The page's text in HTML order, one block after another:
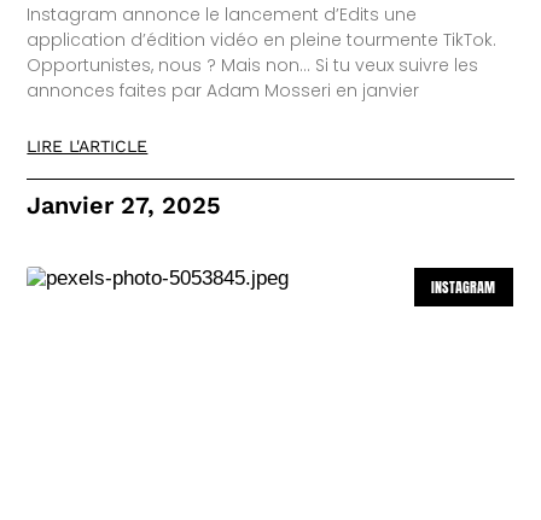
Instagram annonce le lancement d’Edits une
application d’édition vidéo en pleine tourmente TikTok.
Opportunistes, nous ? Mais non… Si tu veux suivre les
annonces faites par Adam Mosseri en janvier
LIRE L'ARTICLE
Janvier 27, 2025
INSTAGRAM